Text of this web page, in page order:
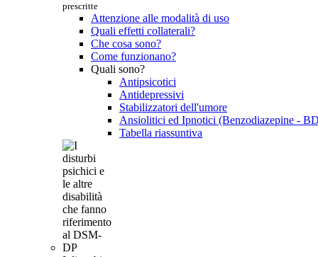
prescritte
Attenzione alle modalità di uso
Quali effetti collaterali?
Che cosa sono?
Come funzionano?
Quali sono?
Antipsicotici
Antidepressivi
Stabilizzatori dell'umore
Ansiolitici ed Ipnotici (Benzodiazepine -
Tabella riassuntiva